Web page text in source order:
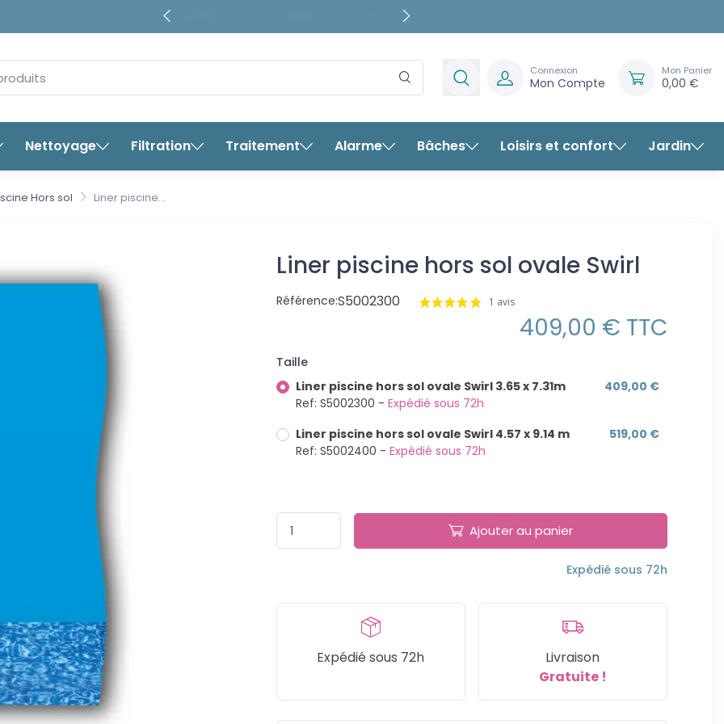
Connexion
Mon Compte
Mon Panier
0,00 €
Nettoyage Filtration Traitement Alarme Bâches Loisirs et confort Jardin
Hors sol Liner piscine...
Liner piscine hors sol ovale Swirl
Référence:S5002300 1 avis
409,00 € TTC
Taille
Liner piscine hors sol ovale Swirl 3.65 x 7.31m
Ref: S5002300 - Expédié sous 72h
409,00 €
Liner piscine hors sol ovale Swirl 4.57 x 9.14 m
Ref: S5002400 - Expédié sous 72h
519,00 €
Ajouter au panier
Expédié sous 72h
Expédié sous 72h
Livraison
Gratuite !